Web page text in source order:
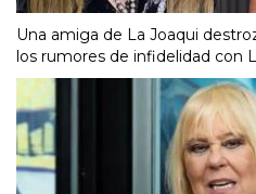
Una amiga de La Joaqui
los rumores de infidelidad con